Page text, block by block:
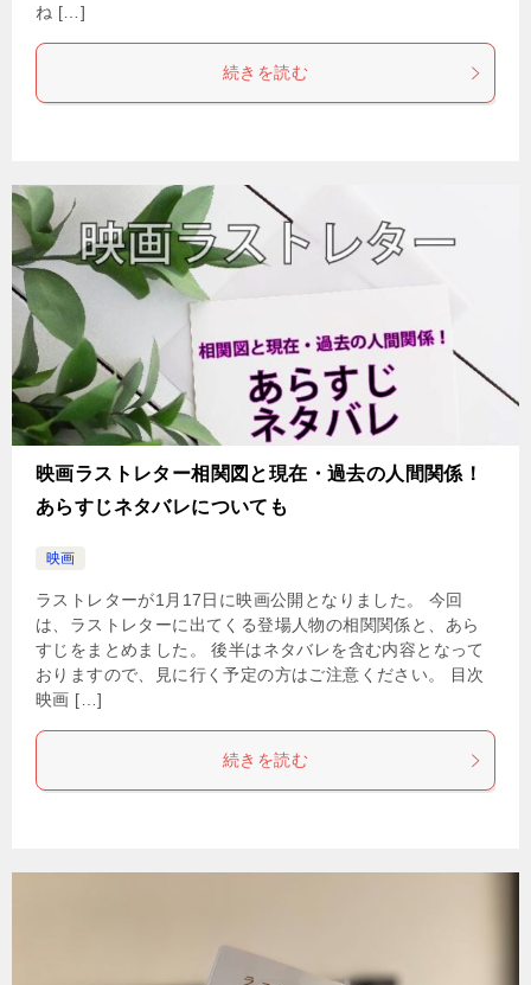
ね […]
続きを読む
映画ラストレター相関図と現在・過去の人間関係！
あらすじネタバレについても
映画
ラストレターが1月17日に映画公開となりました。 今回
は、ラストレターに出てくる登場人物の相関関係と、あら
すじをまとめました。 後半はネタバレを含む内容となって
おりますので、見に行く予定の方はご注意ください。 目次
映画 […]
続きを読む